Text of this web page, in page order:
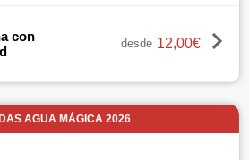
con
desde 12,00€
AGUA MÁGICA 2026